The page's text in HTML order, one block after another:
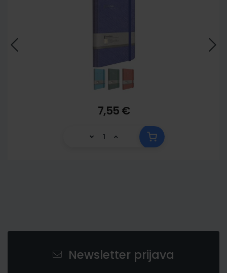
7,55 €
Newsletter prijava